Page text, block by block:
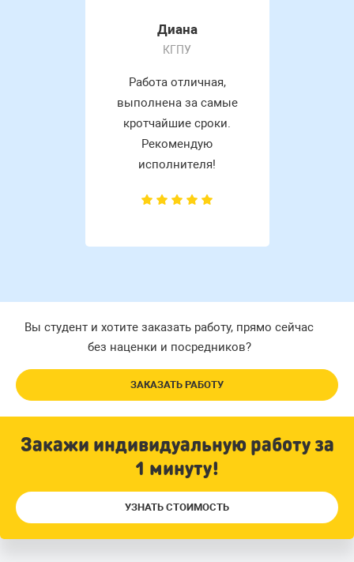
Диана
КГПУ
Работа отличная,
выполнена за самые
кротчайшие сроки.
Рекомендую
исполнителя!
Вы студент и хотите заказать работу, прямо сейчас
без наценки и посредников?
ЗАКАЗАТЬ РАБОТУ
Закажи индивидуальную работу за
1 минуту!
УЗНАТЬ СТОИМОСТЬ